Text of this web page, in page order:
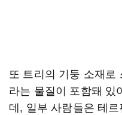
또 트리의 기둥 소재로
라는 물질이 포함돼 있
데, 일부 사람들은 테